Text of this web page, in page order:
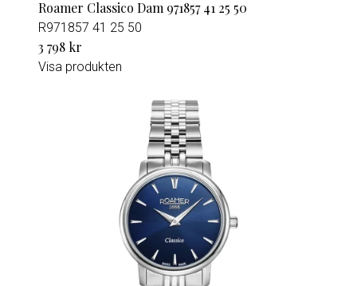
Roamer Classico Dam 971857 41 25 50
R971857 41 25 50
3 798 kr
Visa produkten